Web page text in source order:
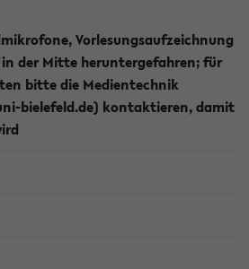
Vorlesungsaufzeichnung
der Mitte heruntergefahren; für
bitte die Medientechnik
bielefeld.de) kontaktieren, damit